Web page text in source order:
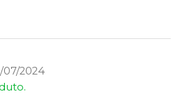
07/2024